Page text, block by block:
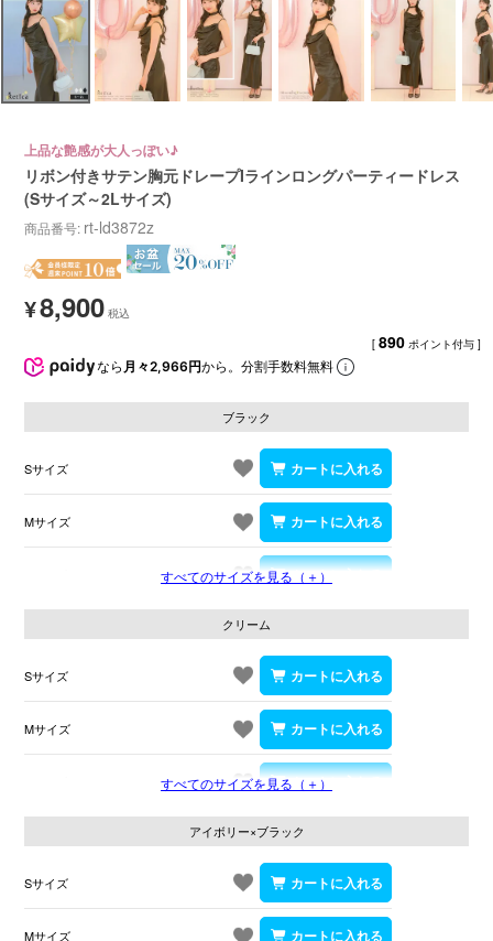
上品な艶感が大人っぽい♪
リボン付きサテン胸元ドレープIラインロングパーティードレス
(Sサイズ～2Lサイズ)
商品番号 rt-ld3872z
¥8,900
[ 890 ポイント付与 ]
なら 月々2,966円から。分割手数料無料
ブラック
Sサイズ
Mサイズ
すべてのサイズを見る（＋）
クリーム
Sサイズ
Mサイズ
すべてのサイズを見る（＋）
アイボリー×ブラック
Sサイズ
Mサイズ